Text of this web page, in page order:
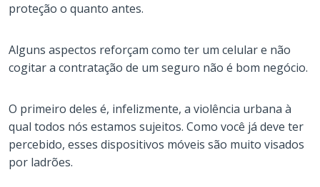
proteção o quanto antes.
Alguns aspectos reforçam como ter um celular e não
cogitar a contratação de um seguro não é bom negócio.
O primeiro deles é, infelizmente, a violência urbana à
qual todos nós estamos sujeitos. Como você já deve ter
percebido, esses dispositivos móveis são muito visados
por ladrões.